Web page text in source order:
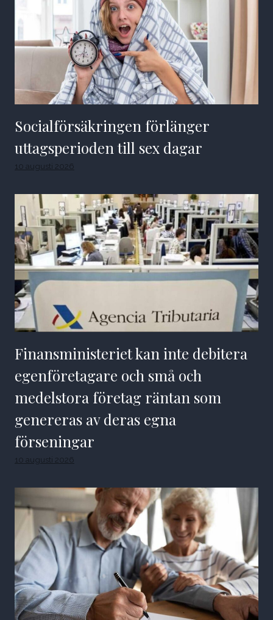
Socialförsäkringen förlänger
uttagsperioden till sex dagar
10 augusti 2026
Finansministeriet kan inte debitera
egenföretagare och små och
medelstora företag räntan som
genereras av deras egna
förseningar
10 augusti 2026